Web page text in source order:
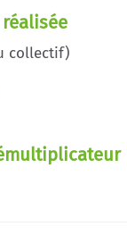
collectif)